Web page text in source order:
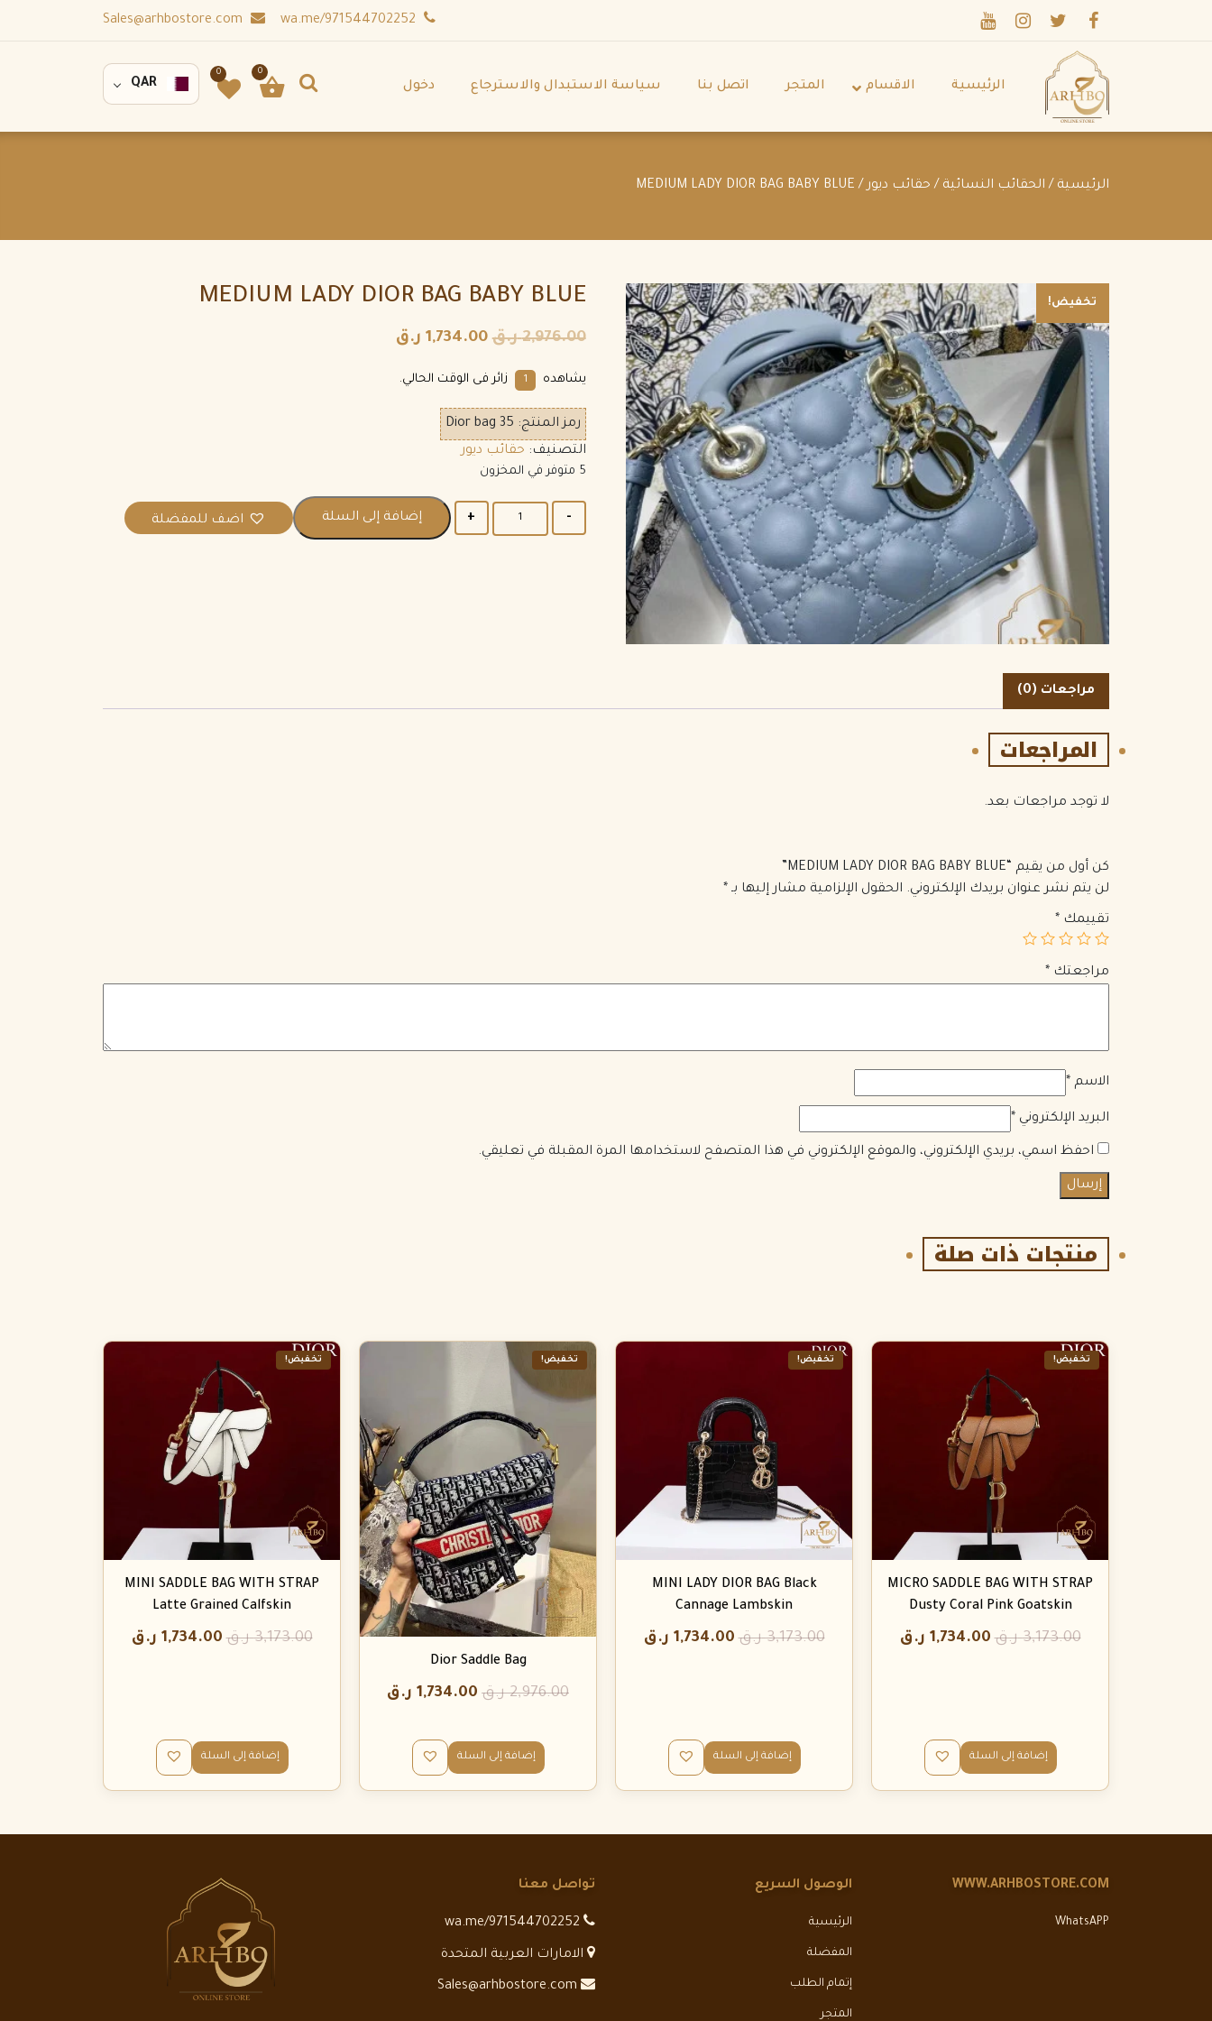
الرئيسية الاقسام المتجر اتصل بنا سياسة الاستبدال والاسترجاع دخول
0
0
QAR
الرئيسية / الحقائب النسائية / حقائب ديور/ MEDIUM LADY DIOR BAG BABY BLUE
تخفيض! MEDIUM LADY DIOR BAG BABY BLUE
2,976.00 ر.ق 1,734.00 ر.ق
يشاهده 6 زائر فى الوقت الحالي.
رمز المنتج: Dior bag 35
التصنيف: حقائب ديور
5 متوفر في المخزون
الكمية
إضافة إلى السلة اضف للمفضلة
مراجعات (0)
المراجعات
لا توجد مراجعات بعد.
كن أول من يقيم “MEDIUM LADY DIOR BAG BABY BLUE”
لن يتم نشر عنوان بريدك الإلكتروني. الحقول الإلزامية مشار إليها بـ *
تقييمك *
مراجعتك *
الاسم *
البريد الإلكتروني *
احفظ اسمي، بريدي الإلكتروني، والموقع الإلكتروني في هذا المتصفح لاستخدامها المرة المقبلة في تعليقي.
منتجات ذات صلة
تخفيض!
MICRO SADDLE BAG WITH STRAP
Dusty Coral Pink Goatskin
3,173.00 ر.ق 1,734.00 ر.ق
إضافة إلى السلة
تخفيض!
MINI LADY DIOR BAG Black
Cannage Lambskin
3,173.00 ر.ق 1,734.00 ر.ق
إضافة إلى السلة
تخفيض!
Dior Saddle Bag
2,976.00 ر.ق 1,734.00 ر.ق
إضافة إلى السلة
تخفيض!
MINI SADDLE BAG WITH STRAP
Latte Grained Calfskin
3,173.00 ر.ق 1,734.00 ر.ق
إضافة إلى السلة
WWW.ARHBOSTORE.COM
WhatsAPP
الوصول السريع
الرئيسية
المفضلة
إتمام الطلب
المتجر
تواصل معنا
الامارات العربية المتحدة